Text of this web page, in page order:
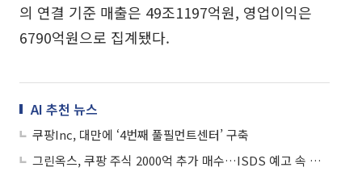
의 연결 기준 매출은 49조1197억원, 영업이익은
6790억원으로 집계됐다.
AI 추천 뉴스
쿠팡Inc, 대만에 ‘4번째 풀필먼트센터’ 구축
그린옥스, 쿠팡 주식 2000억 추가 매수…ISDS 예고 속 지분 확대